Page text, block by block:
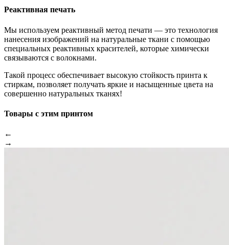
Реактивная печать
Мы используем реактивный метод печати — это технология
нанесения изображений на натуральные ткани с помощью
специальных реактивных красителей, которые химически
связываются с волокнами.
Такой процесс обеспечивает высокую стойкость принта к
стиркам, позволяет получать яркие и насыщенные цвета на
совершенно натуральных тканях!
Товары с этим принтом
←
→